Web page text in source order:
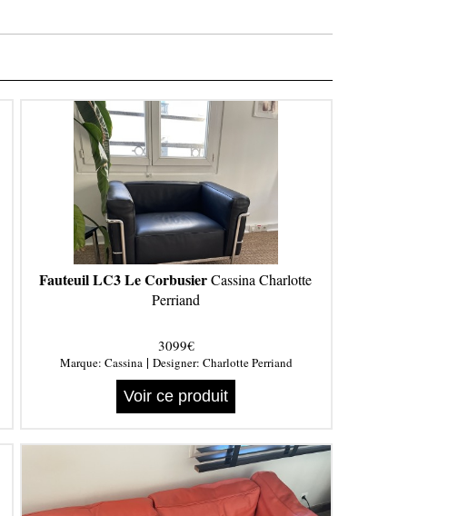
Fauteuil LC3 Le CorbusierCassina Charlotte
Perriand
3099€
Marque: Cassina| Designer: Charlotte Perriand
Voir ce produit